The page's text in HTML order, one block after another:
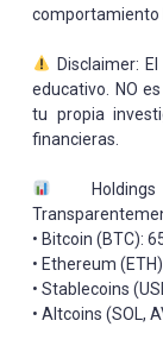
comportamiento
Disclaimer:
educativo. NO
tu propia
financieras.
Holdings
• Bitcoin (BTC):
• Ethereum
• Stablecoins
• Altcoins (SOL,